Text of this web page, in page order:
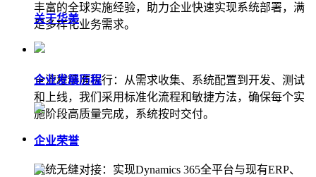
关于华美
企业发展历程
企业荣誉
丰富的全球实施经验，助力企业快速实现系统部署，满
足多样化业务需求。
全流程精准执行：从需求收集、系统配置到开发、测试
和上线，我们采用标准化流程和敏捷方法，确保每个实
施阶段高质量完成，系统按时交付。
系统无缝对接：实现Dynamics 365全平台与现有ERP、